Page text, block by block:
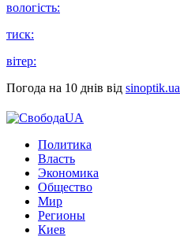
вологість:
тиск:
вітер:
Погода на 10 днів від sinoptik.ua
Политика
Власть
Экономика
Общество
Мир
Регионы
Киев